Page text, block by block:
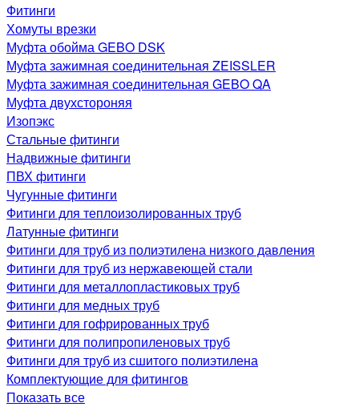
Фитинги
Хомуты врезки
Муфта обойма GEBO DSK
Муфта зажимная соединительная ZEISSLER
Муфта зажимная соединительная GEBO QA
Муфта двухстороняя
Изопэкс
Стальные фитинги
Надвижные фитинги
ПВХ фитинги
Чугунные фитинги
Фитинги для теплоизолированных труб
Латунные фитинги
Фитинги для труб из полиэтилена низкого давления
Фитинги для труб из нержавеющей стали
Фитинги для металлопластиковых труб
Фитинги для медных труб
Фитинги для гофрированных труб
Фитинги для полипропиленовых труб
Фитинги для труб из сшитого полиэтилена
Комплектующие для фитингов
Показать все